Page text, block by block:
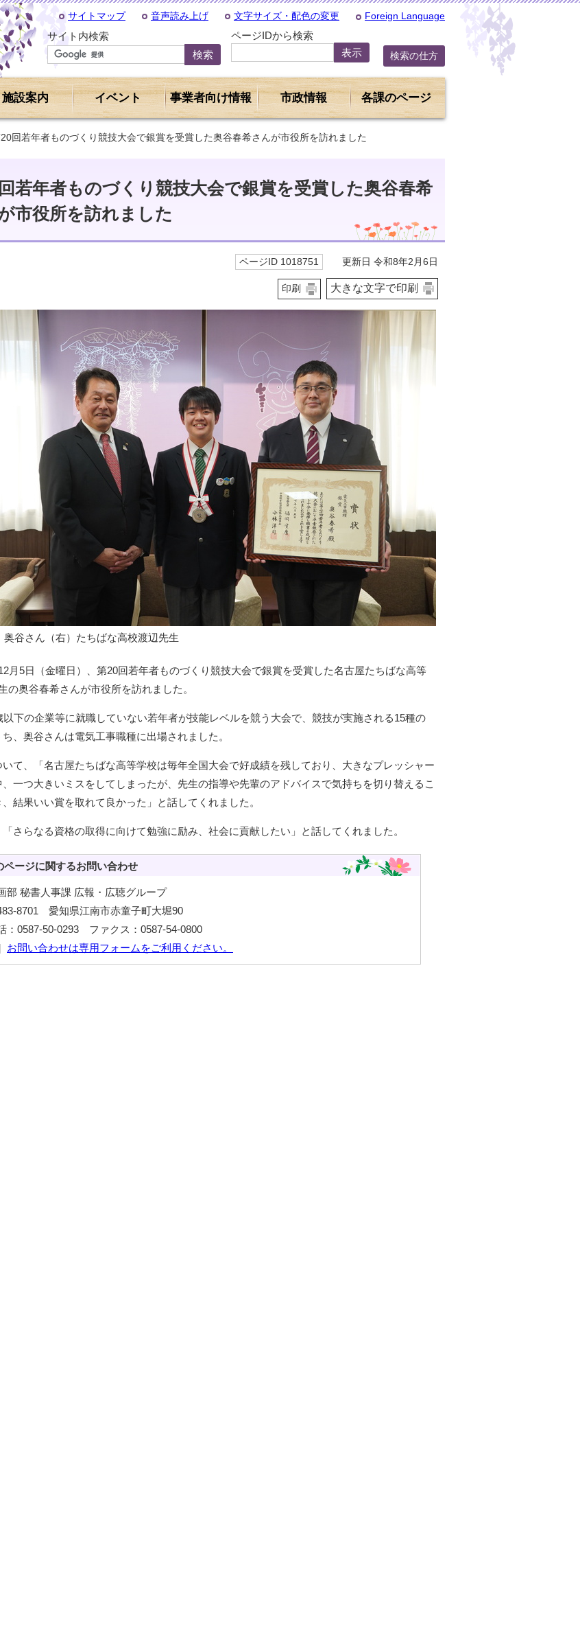
サイトマップ 音声読み上げ 文字サイズ・配色の変更 Foreign Language
サイト内検索 ページIDから検索
検索の仕方
施設案内 イベント 事業者向け情報 市政情報 各課のページ
回若年者ものづくり競技大会で銀賞を受賞した奥谷春希さんが市役所を訪れました
若年者ものづくり競技大会で銀賞を受賞した奥谷春希
市役所を訪れました
ページID 1018751 更新日 令和8年2月6日
印刷 大きな文字で印刷
奥谷さん（右）たちばな高校渡辺先生
月5日（金曜日）、第20回若年者ものづくり競技大会で銀賞を受賞した名古屋たちばな高等
の奥谷春希さんが市役所を訪れました。
以下の企業等に就職していない若年者が技能レベルを競う大会で、競技が実施される15種の
、奥谷さんは電気工事職種に出場されました。
いて、「名古屋たちばな高等学校は毎年全国大会で好成績を残しており、大きなプレッシャー
一つ大きいミスをしてしまったが、先生の指導や先輩のアドバイスで気持ちを切り替えるこ
、結果いい賞を取れて良かった」と話してくれました。
さらなる資格の取得に向けて勉強に励み、社会に貢献したい」と話してくれました。
ページに関するお問い合わせ
部 秘書人事課 広報・広聴グループ
8701 愛知県江南市赤童子町大堀90
：0587-50-0293 ファクス：0587-54-0800
お問い合わせは専用フォームをご利用ください。